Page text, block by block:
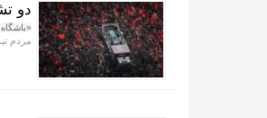
دو
مردم